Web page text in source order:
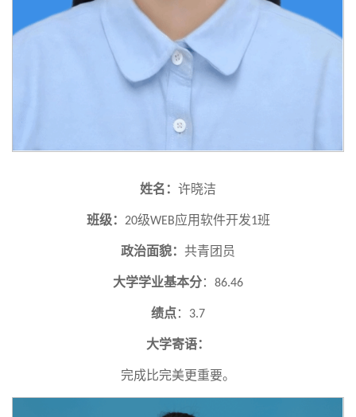
姓名： 许晓洁
班级： 20级WEB应用软件开发1班
政治面貌： 共青团员
大学学业基本分： 86.46
绩点 ： 3.7
大学寄语：
完成比完美更重要。